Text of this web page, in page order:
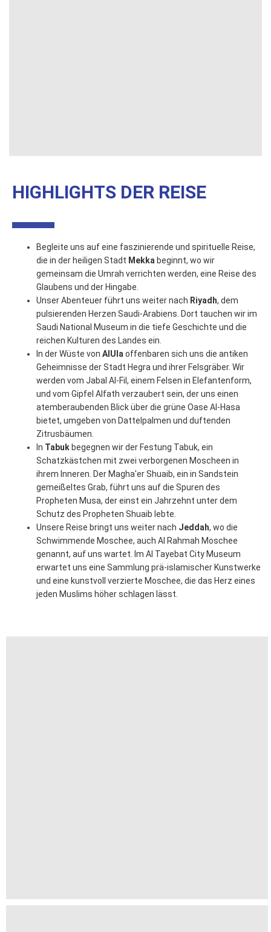
HIGHLIGHTS DER REISE
Begleite uns auf eine faszinierende und spirituelle Reise,
die in der heiligen Stadt Mekka beginnt, wo wir
gemeinsam die Umrah verrichten werden, eine Reise des
Glaubens und der Hingabe.
Unser Abenteuer führt uns weiter nach Riyadh, dem
pulsierenden Herzen Saudi-Arabiens. Dort tauchen wir im
Saudi National Museum in die tiefe Geschichte und die
reichen Kulturen des Landes ein.
In der Wüste von AlUla offenbaren sich uns die antiken
Geheimnisse der Stadt Hegra und ihrer Felsgräber. Wir
werden vom Jabal Al-Fil, einem Felsen in Elefantenform,
und vom Gipfel Alfath verzaubert sein, der uns einen
atemberaubenden Blick über die grüne Oase Al-Hasa
bietet, umgeben von Dattelpalmen und duftenden
Zitrusbäumen.
In Tabukbegegnen wir der Festung Tabuk, ein
Schatzkästchen mit zwei verborgenen Moscheen in
ihrem Inneren. Der Magha'er Shuaib, ein in Sandstein
gemeißeltes Grab, führt uns auf die Spuren des
Propheten Musa, der einst ein Jahrzehnt unter dem
Schutz des Propheten Shuaib lebte.
Unsere Reise bringt uns weiter nach Jeddah, wo die
Schwimmende Moschee, auch Al Rahmah Moschee
genannt, auf uns wartet. Im Al Tayebat City Museum
erwartet uns eine Sammlung prä-islamischer Kunstwerke
und eine kunstvoll verzierte Moschee, die das Herz eines
jeden Muslims höher schlagen lässt.